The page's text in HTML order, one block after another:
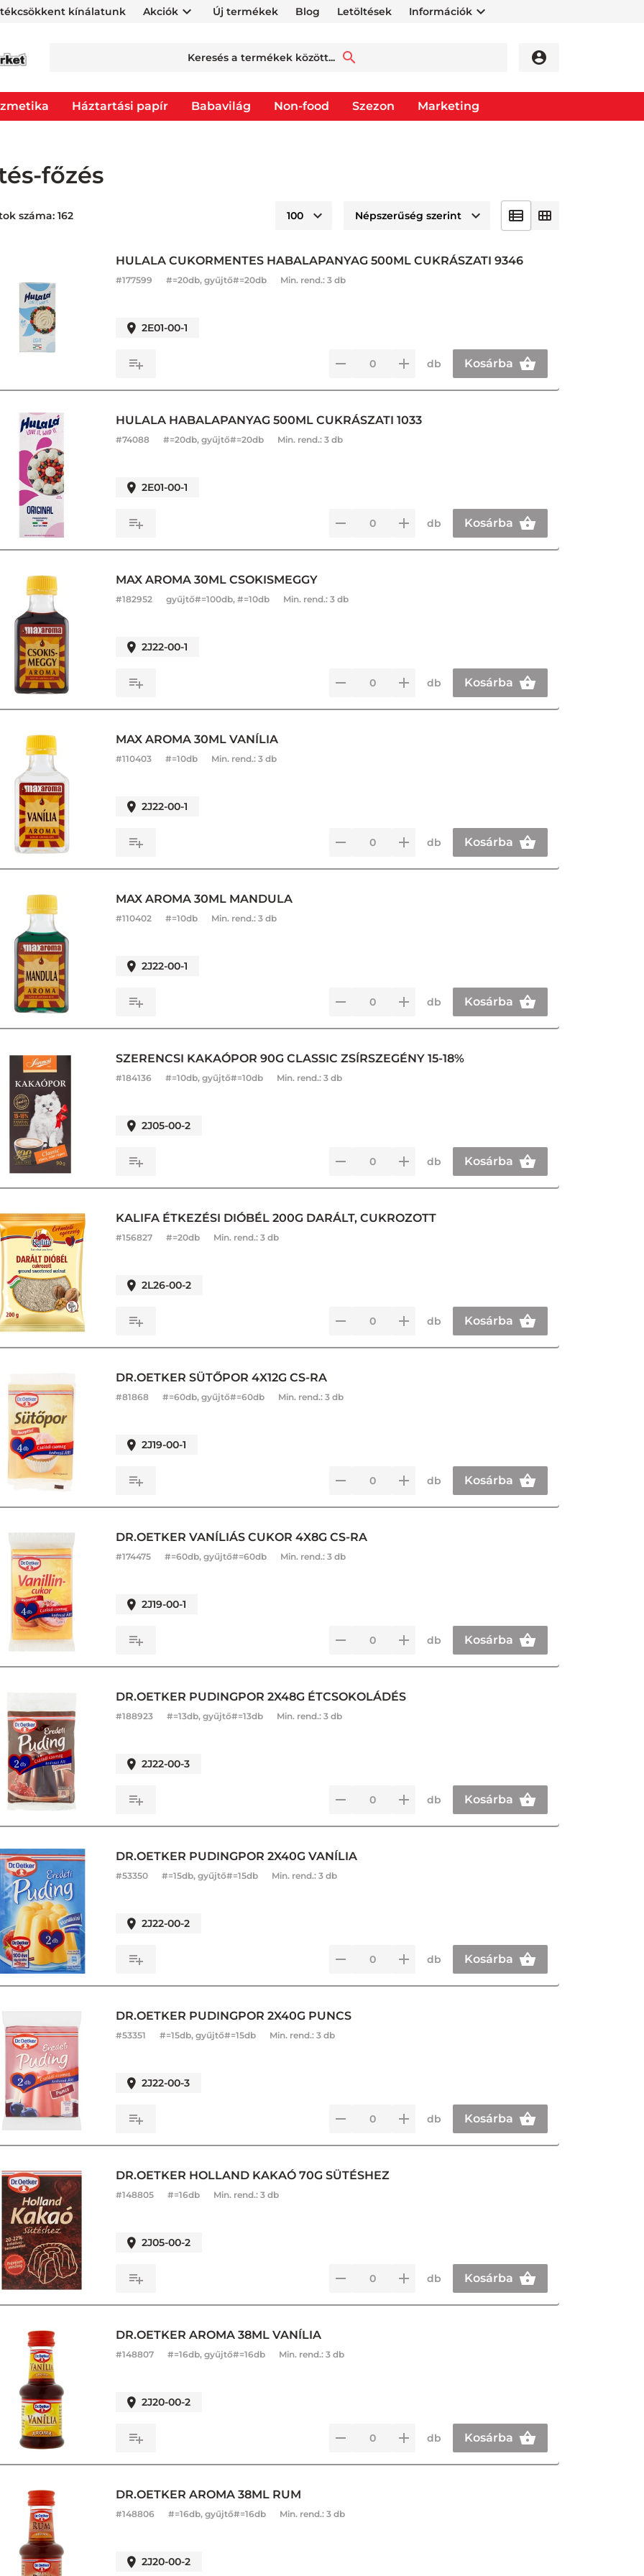
kínálatunk Akciók Új termékek Blog Letöltések Információk
Háztartási papír Babavilág Non-food Szezon Marketing
főzés
száma: 162
HULALA CUKORMENTES HABALAPANYAG 500ML CUKRÁSZATI 9346
#177599 #=20db, gyűjtő#=20db Min. rend.: 3 db
2E01-00-1
db Kosárba
HULALA HABALAPANYAG 500ML CUKRÁSZATI 1033
#74088 #=20db, gyűjtő#=20db Min. rend.: 3 db
2E01-00-1
db Kosárba
MAX AROMA 30ML CSOKISMEGGY
#182952 gyűjtő#=100db, #=10db Min. rend.: 3 db
2J22-00-1
db Kosárba
MAX AROMA 30ML VANÍLIA
#110403 #=10db Min. rend.: 3 db
2J22-00-1
db Kosárba
MAX AROMA 30ML MANDULA
#110402 #=10db Min. rend.: 3 db
2J22-00-1
db Kosárba
SZERENCSI KAKAÓPOR 90G CLASSIC ZSÍRSZEGÉNY 15-18%
#184136 #=10db, gyűjtő#=10db Min. rend.: 3 db
2J05-00-2
db Kosárba
KALIFA ÉTKEZÉSI DIÓBÉL 200G DARÁLT, CUKROZOTT
#156827 #=20db Min. rend.: 3 db
2L26-00-2
db Kosárba
DR.OETKER SÜTŐPOR 4X12G CS-RA
#81868 #=60db, gyűjtő#=60db Min. rend.: 3 db
2J19-00-1
db Kosárba
DR.OETKER VANÍLIÁS CUKOR 4X8G CS-RA
#174475 #=60db, gyűjtő#=60db Min. rend.: 3 db
2J19-00-1
db Kosárba
DR.OETKER PUDINGPOR 2X48G ÉTCSOKOLÁDÉS
#188923 #=13db, gyűjtő#=13db Min. rend.: 3 db
2J22-00-3
db Kosárba
DR.OETKER PUDINGPOR 2X40G VANÍLIA
#53350 #=15db, gyűjtő#=15db Min. rend.: 3 db
2J22-00-2
db Kosárba
DR.OETKER PUDINGPOR 2X40G PUNCS
#53351 #=15db, gyűjtő#=15db Min. rend.: 3 db
2J22-00-3
db Kosárba
DR.OETKER HOLLAND KAKAÓ 70G SÜTÉSHEZ
#148805 #=16db Min. rend.: 3 db
2J05-00-2
db Kosárba
DR.OETKER AROMA 38ML VANÍLIA
#148807 #=16db, gyűjtő#=16db Min. rend.: 3 db
2J20-00-2
db Kosárba
DR.OETKER AROMA 38ML RUM
#148806 #=16db, gyűjtő#=16db Min. rend.: 3 db
2J20-00-2